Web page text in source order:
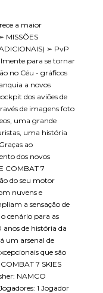
a maior
MISSÕES
➢ PvP
para se tornar
no Céu - gráficos
a novos
dos aviões de
de imagens foto
uma grande
uma história
ao
dos novos
COMBAT 7
do seu motor
nuvens e
a sensação de
cenário para as
anos de história da
um arsenal de
​que são
7 SKIES
NAMCO
1 Jogador